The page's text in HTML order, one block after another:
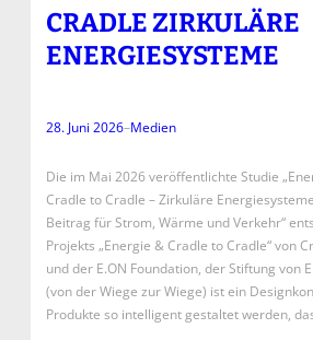
CRADLE ZIRKULÄRE
ENERGIESYSTEME
28. Juni 2026–Medien
Die im Mai 2026 veröffentlichte Studie
Cradle to Cradle – Zirkuläre
Beitrag für Strom, Wärme und Verkehr“
Projekts „Energie & Cradle to Cradle“ von
und der E.ON Foundation, der Stiftung von
(von der Wiege zur Wiege) ist ein
Produkte so intelligent gestaltet werden,